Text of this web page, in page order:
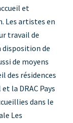
et
Les artistes en
travail de
disposition de
de moyens
des résidences
la DRAC Pays
dans le
Les